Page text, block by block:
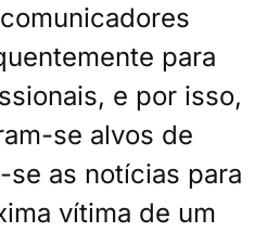
para
e por isso,
se alvos de
as notícias para
vítima de um